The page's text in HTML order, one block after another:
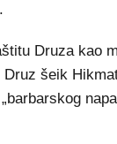
Druza kao
šeik